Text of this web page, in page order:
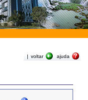
| voltar ajuda